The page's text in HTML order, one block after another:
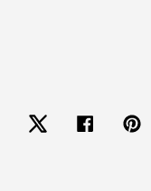
Twitter Facebook